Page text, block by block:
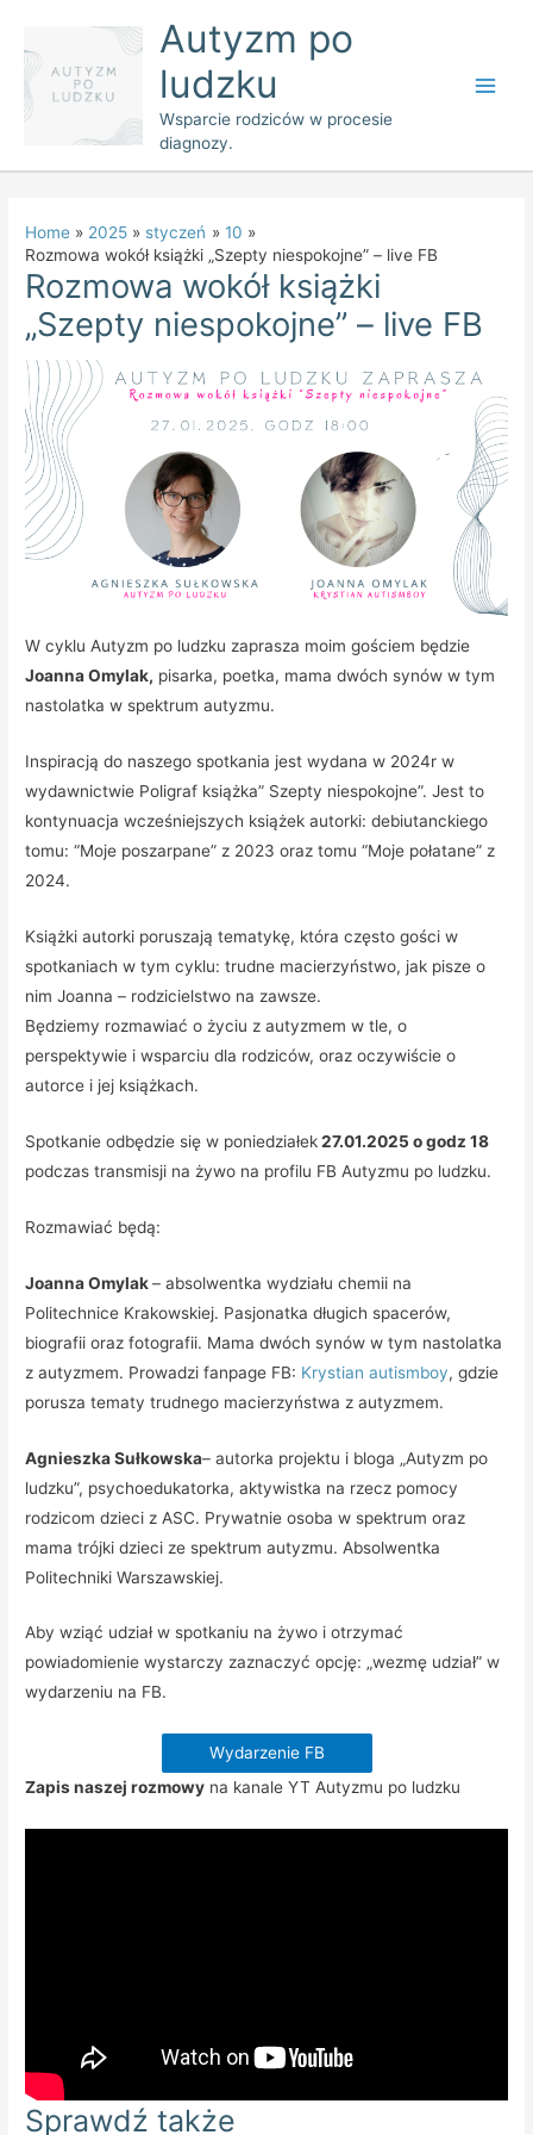
content
Autyzm po
ludzku
Wsparcie rodziców w procesie
diagnozy.
Home 2025 styczeń
10
Rozmowa wokół książki „Szepty niespokojne” – live FB
Rozmowa wokół książki
„Szepty niespokojne” – live FB
W cyklu Autyzm po ludzku zaprasza moim gościem będzie
Joanna Omylak, pisarka, poetka, mama dwóch synów w tym
nastolatka w spektrum autyzmu.
Inspiracją do naszego spotkania jest wydana w 2024r w
wydawnictwie Poligraf książka” Szepty niespokojne”. Jest to
kontynuacja wcześniejszych książek autorki: debiutanckiego
tomu: “Moje poszarpane” z 2023 oraz tomu “Moje połatane” z
2024.
Książki autorki poruszają tematykę, która często gości w
spotkaniach w tym cyklu: trudne macierzyństwo, jak pisze o
nim Joanna – rodzicielstwo na zawsze.
Będziemy rozmawiać o życiu z autyzmem w tle, o
perspektywie i wsparciu dla rodziców, oraz oczywiście o
autorce i jej książkach.
Spotkanie odbędzie się w poniedziałek27.01.2025 o godz 18
podczas transmisji na żywo na profilu FB Autyzmu po ludzku.
Rozmawiać będą:
Joanna Omylak– absolwentka wydziału chemii na
Politechnice Krakowskiej. Pasjonatka długich spacerów,
biografii oraz fotografii. Mama dwóch synów w tym nastolatka
z autyzmem. Prowadzi fanpage FB: Krystian autismboy, gdzie
porusza tematy trudnego macierzyństwa z autyzmem.
Agnieszka Sułkowska– autorka projektu i bloga „Autyzm po
ludzku”, psychoedukatorka, aktywistka na rzecz pomocy
rodzicom dzieci z ASC. Prywatnie osoba w spektrum oraz
mama trójki dzieci ze spektrum autyzmu. Absolwentka
Politechniki Warszawskiej.
Aby wziąć udział w spotkaniu na żywo i otrzymać
powiadomienie wystarczy zaznaczyć opcję: „wezmę udział” w
wydarzeniu na FB.
Wydarzenie FB
Zapis naszej rozmowy na kanale YT Autyzmu po ludzku
Sprawdź także